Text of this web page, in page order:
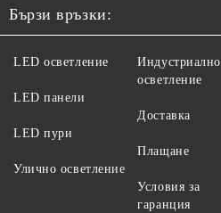
Бързи връзки:
LED осветление
LED панели
LED пури
Улично осветление
Индустриално
осветление
Доставка
Плащане
Условия за
гаранция